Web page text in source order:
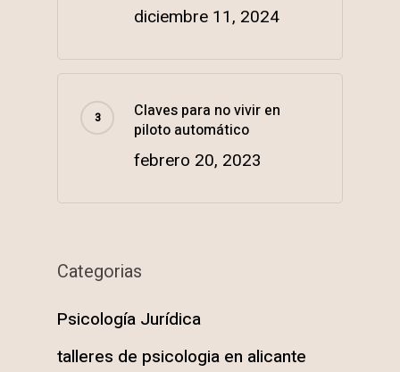
diciembre 11, 2024
Claves para no vivir en
piloto automático
febrero 20, 2023
Categorias
Psicología Jurídica
talleres de psicologia en alicante